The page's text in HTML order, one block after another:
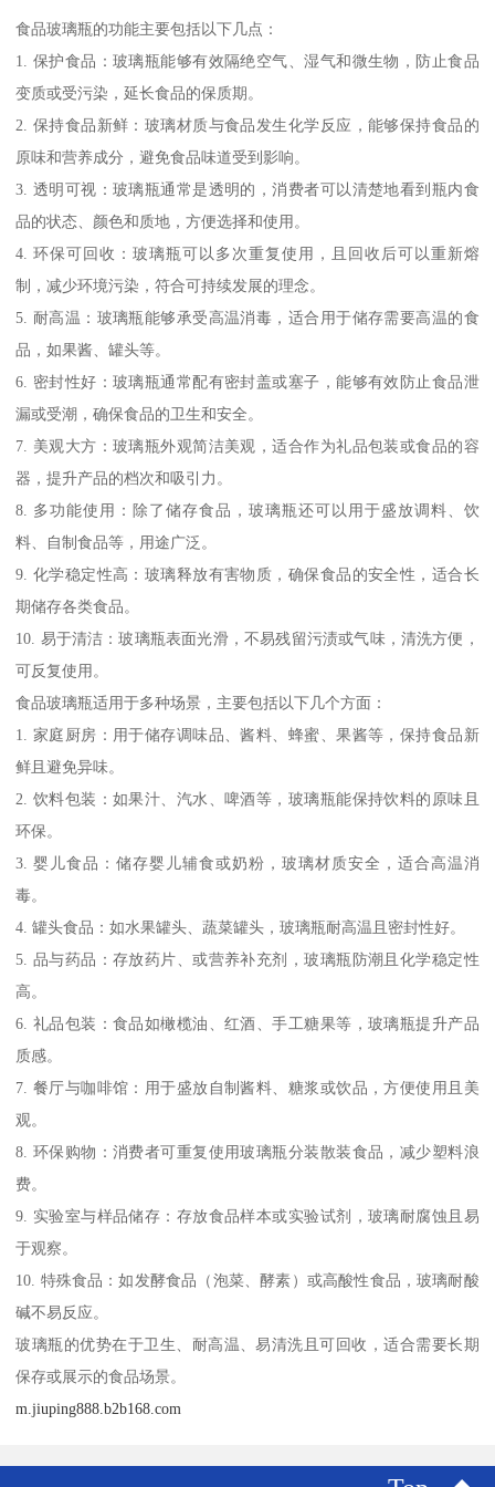
食品玻璃瓶的功能主要包括以下几点：
1. 保护食品：玻璃瓶能够有效隔绝空气、湿气和微生物，防止食品
变质或受污染，延长食品的保质期。
2. 保持食品新鲜：玻璃材质与食品发生化学反应，能够保持食品的
原味和营养成分，避免食品味道受到影响。
3. 透明可视：玻璃瓶通常是透明的，消费者可以清楚地看到瓶内食
品的状态、颜色和质地，方便选择和使用。
4. 环保可回收：玻璃瓶可以多次重复使用，且回收后可以重新熔
制，减少环境污染，符合可持续发展的理念。
5. 耐高温：玻璃瓶能够承受高温消毒，适合用于储存需要高温的食
品，如果酱、罐头等。
6. 密封性好：玻璃瓶通常配有密封盖或塞子，能够有效防止食品泄
漏或受潮，确保食品的卫生和安全。
7. 美观大方：玻璃瓶外观简洁美观，适合作为礼品包装或食品的容
器，提升产品的档次和吸引力。
8. 多功能使用：除了储存食品，玻璃瓶还可以用于盛放调料、饮
料、自制食品等，用途广泛。
9. 化学稳定性高：玻璃释放有害物质，确保食品的安全性，适合长
期储存各类食品。
10. 易于清洁：玻璃瓶表面光滑，不易残留污渍或气味，清洗方便，
可反复使用。
食品玻璃瓶适用于多种场景，主要包括以下几个方面：
1. 家庭厨房：用于储存调味品、酱料、蜂蜜、果酱等，保持食品新
鲜且避免异味。
2. 饮料包装：如果汁、汽水、啤酒等，玻璃瓶能保持饮料的原味且
环保。
3. 婴儿食品：储存婴儿辅食或奶粉，玻璃材质安全，适合高温消
毒。
4. 罐头食品：如水果罐头、蔬菜罐头，玻璃瓶耐高温且密封性好。
5. 品与药品：存放药片、或营养补充剂，玻璃瓶防潮且化学稳定性
高。
6. 礼品包装：食品如橄榄油、红酒、手工糖果等，玻璃瓶提升产品
质感。
7. 餐厅与咖啡馆：用于盛放自制酱料、糖浆或饮品，方便使用且美
观。
8. 环保购物：消费者可重复使用玻璃瓶分装散装食品，减少塑料浪
费。
9. 实验室与样品储存：存放食品样本或实验试剂，玻璃耐腐蚀且易
于观察。
10. 特殊食品：如发酵食品（泡菜、酵素）或高酸性食品，玻璃耐酸
碱不易反应。
玻璃瓶的优势在于卫生、耐高温、易清洗且可回收，适合需要长期
保存或展示的食品场景。
m.jiuping888.b2b168.com